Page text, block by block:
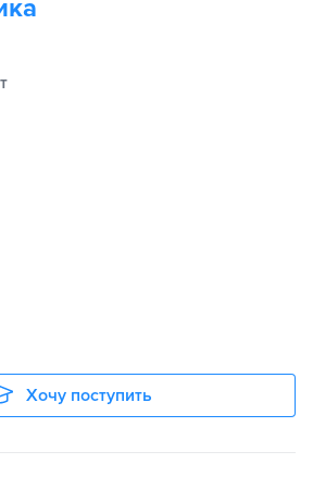
Хочу поступить